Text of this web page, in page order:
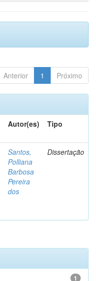
Anterior 1 Próximo
Autor(es) Tipo
Santos,
Polliana
Barbosa
Pereira
dos
Dissertação
1